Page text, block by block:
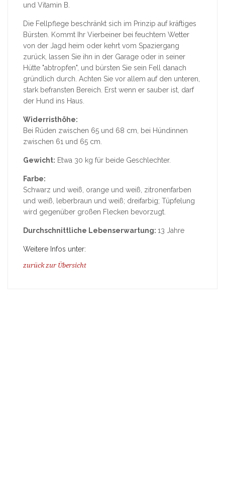
und Vitamin B.
Die Fellpflege beschränkt sich im Prinzip auf kräftiges
Bürsten. Kommt Ihr Vierbeiner bei feuchtem Wetter
von der Jagd heim oder kehrt vom Spaziergang
zurück, lassen Sie ihn in der Garage oder in seiner
Hütte "abtropfen", und bürsten Sie sein Fell danach
gründlich durch. Achten Sie vor allem auf den unteren,
stark befransten Bereich. Erst wenn er sauber ist, darf
der Hund ins Haus.
Widerristhöhe:
Bei Rüden zwischen 65 und 68 cm, bei Hündinnen
zwischen 61 und 65 cm.
Gewicht: Etwa 30 kg für beide Geschlechter.
Farbe:
Schwarz und weiß, orange und weiß, zitronenfarben
und weiß, leberbraun und weiß; dreifarbig; Tüpfelung
wird gegenüber großen Flecken bevorzugt.
Durchschnittliche Lebenserwartung: 13 Jahre
Weitere Infos unter:
zurück zur Übersicht